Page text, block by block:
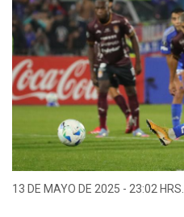
13 DE MAYO DE 2025 - 23:02 HRS.